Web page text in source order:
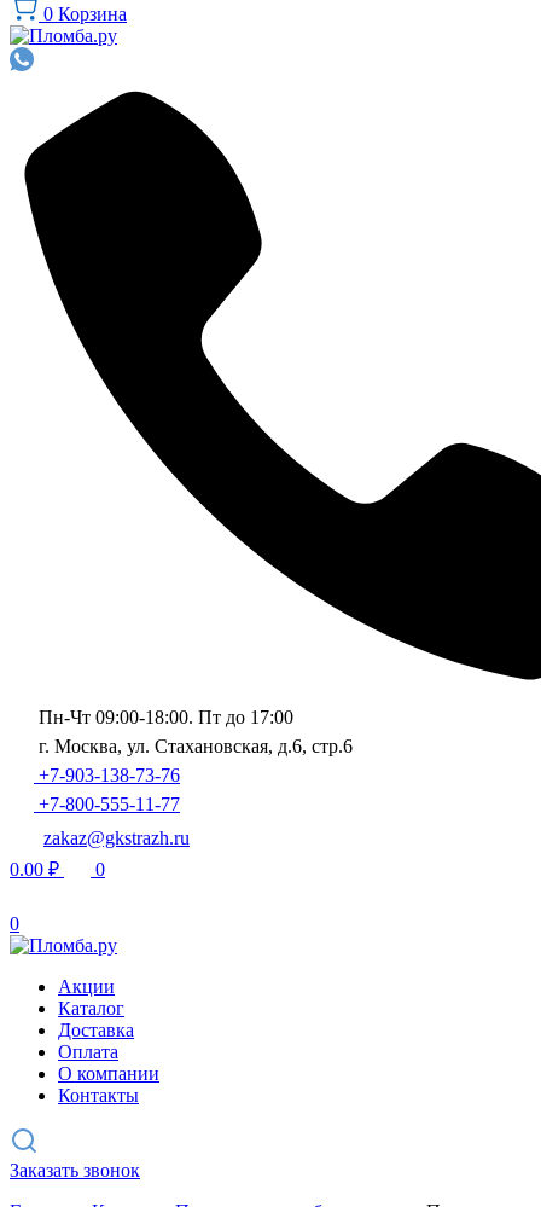
0 Корзина
Пн-Чт 09:00-18:00. Пт до 17:00
г. Москва, ул. Стахановская, д.6, стр.6
+7-903-138-73-76
+7-800-555-11-77
zakaz@gkstrazh.ru
0.00 ₽ 0
0
Акции
Каталог
Доставка
Оплата
О компании
Контакты
Заказать звонок